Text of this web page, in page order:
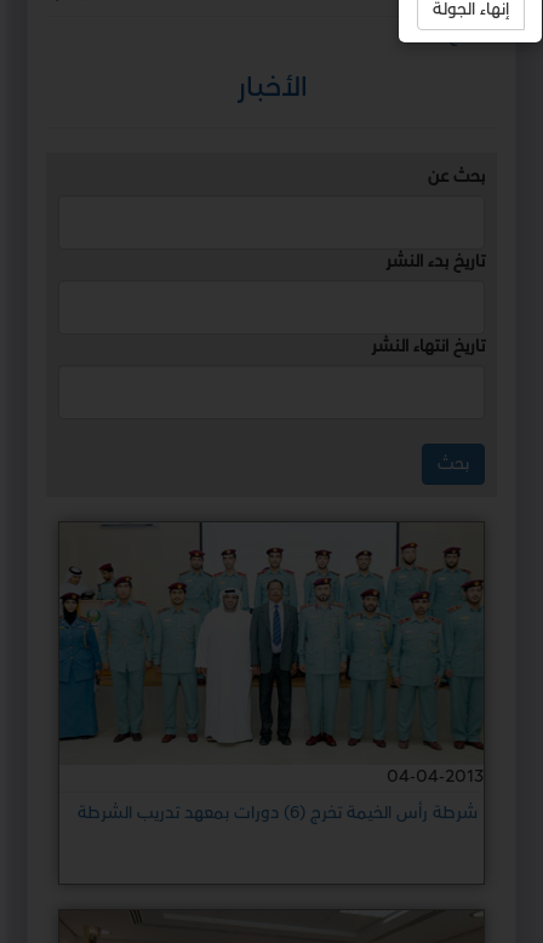
استمع
الأخبار
بحث عن
تاريخ بدء النشر
تاريخ انتهاء النشر
04-04-2013
شرطة رأس الخيمة تخرج (6) دورات بمعهد تدريب الشرطة
إنهاء الجولة